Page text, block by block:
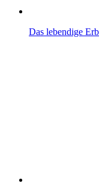
Das lebendige